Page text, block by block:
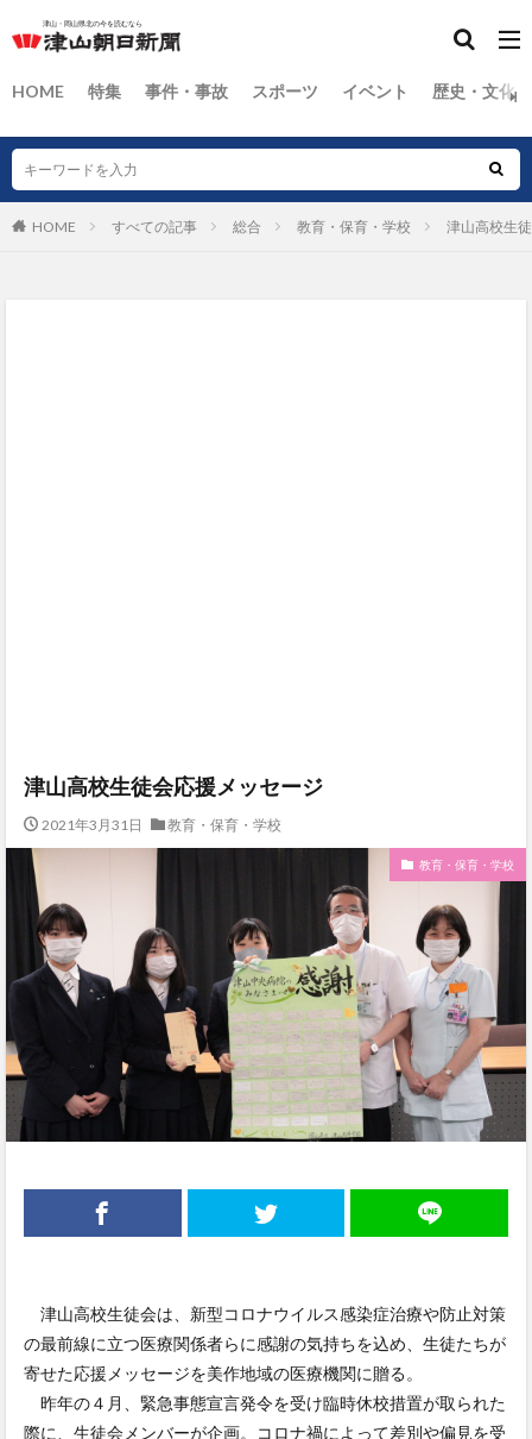
HOME 特集 事件・事故 スポーツ イベント 歴史・文化
HOME すべての記事 総合 教育・保育・学校 津山高校生
津山高校生徒会応援メッセージ
2021年3月31日 教育・保育・学校
教育・保育・学校
津山高校生徒会は、新型コロナウイルス感染症治療や防止対策
の最前線に立つ医療関係者らに感謝の気持ちを込め、生徒たちが
寄せた応援メッセージを美作地域の医療機関に贈る。
昨年の４月、緊急事態宣言発令を受け臨時休校措置が取られた
際に、生徒会メンバーが企画。コロナ禍によって差別や偏見を受